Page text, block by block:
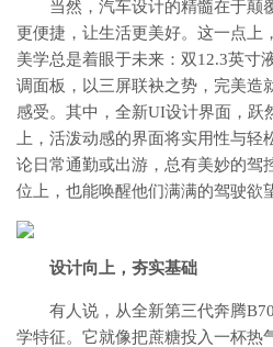
当然，汽车设计的精髓在于颠
更便捷，让生活更美好。这一点上
美学总是着眼于未来：双12.3英寸
调面板，以三屏联袂之势，完美造
感受。其中，全新UI设计界面，跃
上，活泼动感的界面将实用性与
论日常通勤或出游，总有美妙的驾
位上，也能唤醒他们满满的驾驶欲
设计向上，夯实基础
有人说，从全新第三代奔腾
学特征。它就像把蔗糖投入一杯热